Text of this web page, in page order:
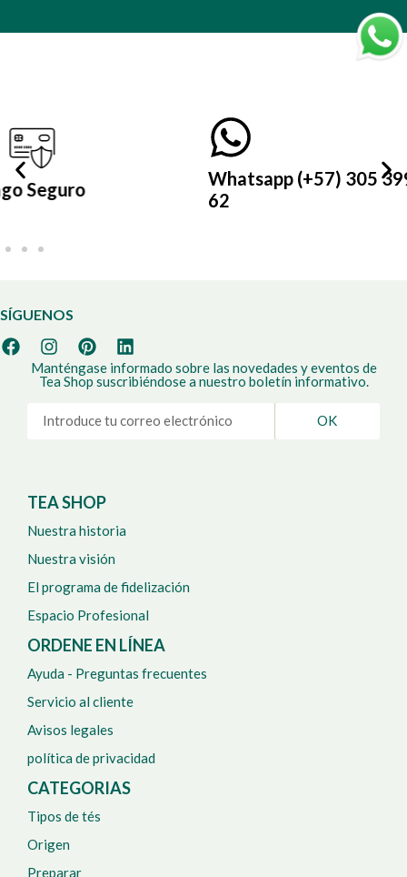
Whatsapp (+57) 305 399 21
62
SÍGUENOS
Manténgase informado sobre las novedades y eventos de
Tea Shop suscribiéndose a nuestro boletín informativo.
OK
TEA SHOP
Nuestra historia
Nuestra visión
El programa de fidelización
Espacio Profesional
ORDENE EN LÍNEA
Ayuda - Preguntas frecuentes
Servicio al cliente
Avisos legales
política de privacidad
CATEGORIAS
Tipos de tés
Origen
Preparar